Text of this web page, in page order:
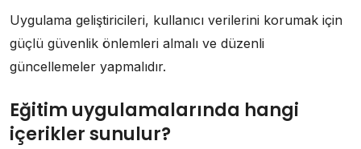
Uygulama geliştiricileri, kullanıcı verilerini korumak için
güçlü güvenlik önlemleri almalı ve düzenli
güncellemeler yapmalıdır.
Eğitim uygulamalarında hangi
içerikler sunulur?